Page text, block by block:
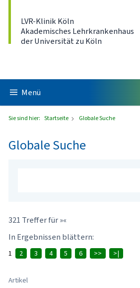
LVR-Klinik Köln
Akademisches Lehrkrankenhaus
der Universität zu Köln
Menü
Sie sind hier: Startseite Globale Suche
Globale Suche
321 Treffer für »«
In Ergebnissen blättern:
1 2 3 4 5 6 >> >|
Artikel